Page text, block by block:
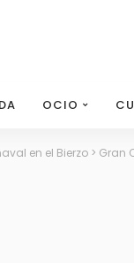
OCIO
en el Bierzo > Gran